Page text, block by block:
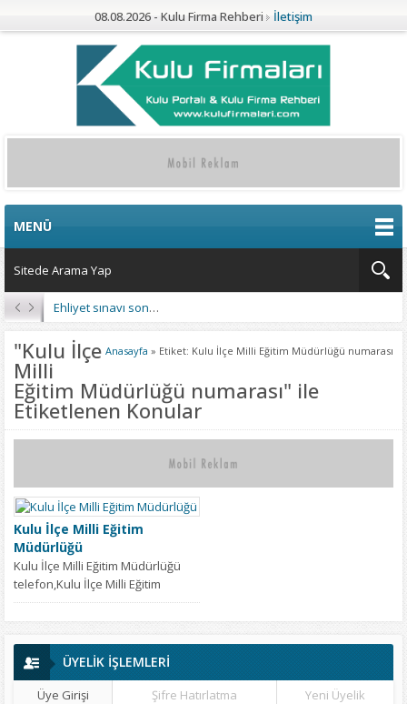
08.08.2026 - Kulu Firma Rehberi İletişim
MENÜ
Ehliyet sınavı sonuçları açıklandı
Anasayfa » Etiket: Kulu İlçe Milli Eğitim Müdürlüğü numarası
"Kulu İlçe
Milli
Eğitim Müdürlüğü numarası" ile
Etiketlenen Konular
Kulu İlçe Milli Eğitim
Müdürlüğü
Kulu İlçe Milli Eğitim Müdürlüğü
telefon,Kulu İlçe Milli Eğitim
Müdürlüğü iletişim,Kulu İlçe Milli
Eğitim Müdürlüğü...
ÜYELİK İŞLEMLERİ
Üye Girişi Şifre Hatırlatma Yeni Üyelik